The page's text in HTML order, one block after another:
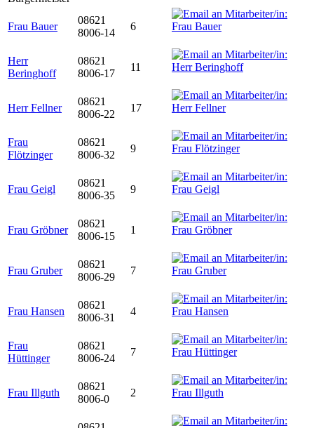
Frau Bauer
08621
8006-14
6
Herr
Beringhoff
08621
8006-17
11
Herr Fellner
08621
8006-22
17
Frau
Flötzinger
08621
8006-32
9
Frau Geigl
08621
8006-35
9
Frau Gröbner
08621
8006-15
1
Frau Gruber
08621
8006-29
7
Frau Hansen
08621
8006-31
4
Frau
Hüttinger
08621
8006-24
7
Frau Illguth
08621
8006-0
2